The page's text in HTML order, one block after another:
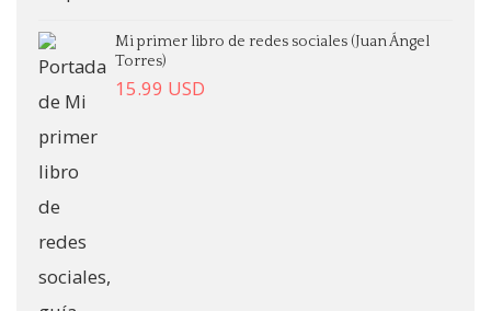
Mi primer libro de redes sociales (Juan Ángel
Torres)
15.99 USD